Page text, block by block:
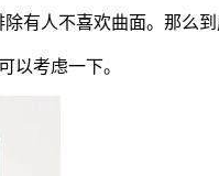
有人不喜欢曲面。那么
以考虑一下。